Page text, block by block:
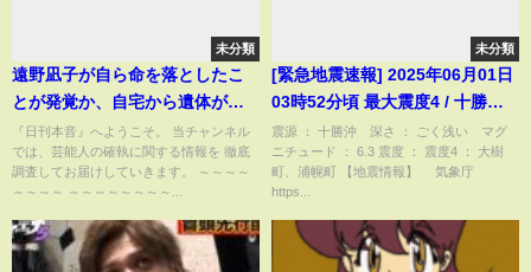
未分類
遠野凪子が自ら命を落としたこ
とが発覚か、自宅から遺体が発
見…拒食症の末路か見るも無惨
な姿に注目が集まる【芸能】
【芸能】
『日刊本音』へようこそ。 当チャンネル
では、芸能人の確執に関する情報を 徹底
調査してお届けしていきます。 ～～～～
～～～～ ～～～～～～～～...
未分類
[緊急地震速報] 2025年06月01日
03時52分頃 最大震度4 / 十勝沖
M6.3 ごく浅い
震源 ： 十勝沖 深さ ： ごく浅い マグ
ニチュード ： 6.3 震度 ： 震度4 ： 大樹
町、浦幌町 【地震情報】 気象庁
https...